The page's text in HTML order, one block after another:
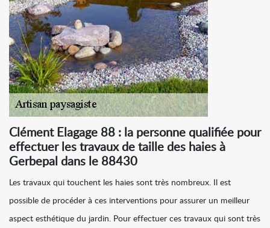
Clément Elagage 88 : la personne qualifiée pour
effectuer les travaux de taille des haies à
Gerbepal dans le 88430
Les travaux qui touchent les haies sont très nombreux. Il est
possible de procéder à ces interventions pour assurer un meilleur
aspect esthétique du jardin. Pour effectuer ces travaux qui sont très